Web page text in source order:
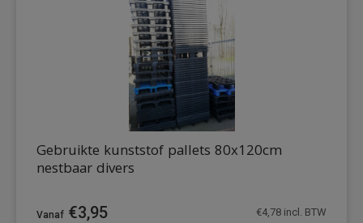
Gebruikte kunststof pallets 80x120cm
nestbaar divers
€3,95 €4,78 incl. BTW